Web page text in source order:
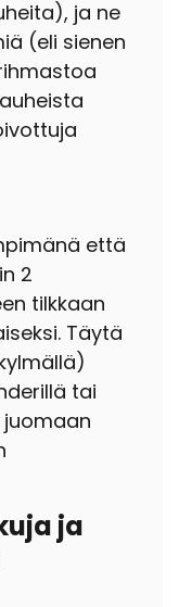
ja ne
(eli sienen
että
2
tilkkaan
Täytä
tai
ja